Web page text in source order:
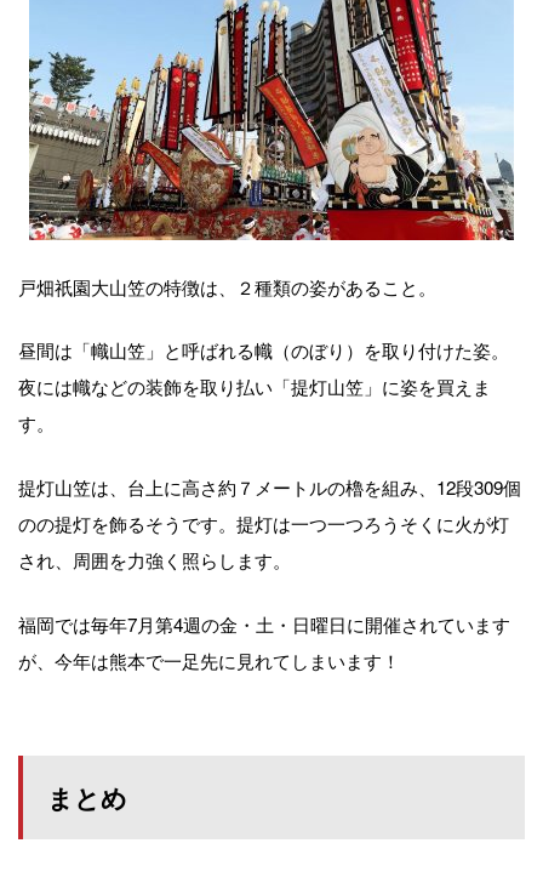
戸畑祇園大山笠の特徴は、２種類の姿があること。
昼間は「幟山笠」と呼ばれる幟（のぼり）を取り付けた姿。
夜には幟などの装飾を取り払い「提灯山笠」に姿を買えま
す。
提灯山笠は、台上に高さ約７メートルの櫓を組み、12段309個
のの提灯を飾るそうです。提灯は一つ一つろうそくに火が灯
され、周囲を力強く照らします。
福岡では毎年7月第4週の金・土・日曜日に開催されています
が、今年は熊本で一足先に見れてしまいます！
まとめ